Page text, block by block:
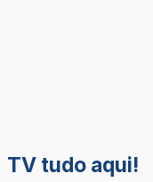
TV tudo aqui!